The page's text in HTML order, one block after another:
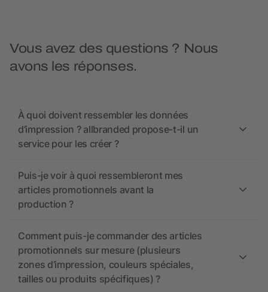
Vous avez des questions ? Nous
avons les réponses.
À quoi doivent ressembler les données
d’impression ? allbranded propose-t-il un
service pour les créer ?
Puis-je voir à quoi ressembleront mes
articles promotionnels avant la
production ?
Comment puis-je commander des articles
promotionnels sur mesure (plusieurs
zones d’impression, couleurs spéciales,
tailles ou produits spécifiques) ?